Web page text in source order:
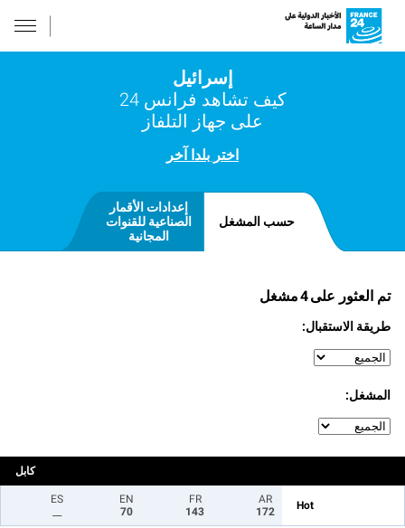
إسرائيل
كيف تشاهد فرانس 24
على جهاز التلفاز
اختر بلدا آخر
حسب المشغل
إعدادات الأقمار
الصناعية للقنوات
المجانية
مشغل4تم العثور على
طريقة الاستقبال:
المشغل:
كابل
Hot
AR
172
FR
143
EN
70
ES